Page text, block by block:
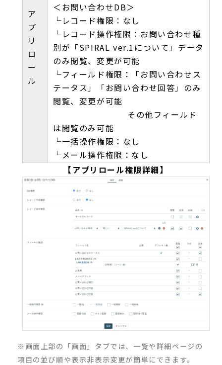
ア
プ
リ
ロ
ー
ル
＜お問い合わせDB＞
└レコード権限：なし
└レコード操作権限：お問い合わせ種
別が「SPIRAL ver.1について」データ
のみ閲覧、変更が可能
└フィールド権限：「お問い合わせス
テータス」「お問い合わせ回答」のみ
閲覧、変更が可能
その他フィールド
は閲覧のみ可能
└一括操作権限：なし
└メール操作権限：なし
【アプリロール権限詳細】
※画面上部の「画面」タブでは、一覧や詳細ページの
項目の並び順や表示非表示変更が簡単にできます。